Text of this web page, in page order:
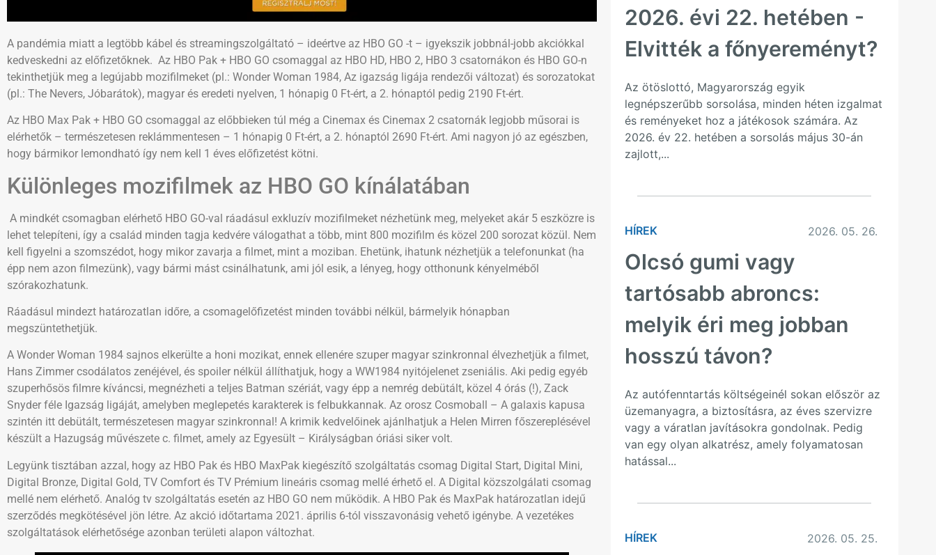
A pandémia miatt a legtöbb kábel és streamingszolgáltató – ideértve az HBO GO -t – igyekszik jobbnál-jobb akciókkal
kedveskedni az előfizetőknek. Az HBO Pak + HBO GO csomaggal az HBO HD, HBO 2, HBO 3 csatornákon és HBO GO-n
tekinthetjük meg a legújabb mozifilmeket (pl.: Wonder Woman 1984, Az igazság ligája rendezői változat) és sorozatokat
(pl.: The Nevers, Jóbarátok), magyar és eredeti nyelven, 1 hónapig 0 Ft-ért, a 2. hónaptól pedig 2190 Ft-ért.
Az HBO Max Pak + HBO GO csomaggal az előbbieken túl még a Cinemax és Cinemax 2 csatornák legjobb műsorai is
elérhetők – természetesen reklámmentesen – 1 hónapig 0 Ft-ért, a 2. hónaptól 2690 Ft-ért. Ami nagyon jó az egészben,
hogy bármikor lemondható így nem kell 1 éves előfizetést kötni.
Különleges mozifilmek az HBO GO kínálatában
A mindkét csomagban elérhető HBO GO-val ráadásul exkluzív mozifilmeket nézhetünk meg, melyeket akár 5 eszközre is
lehet telepíteni, így a család minden tagja kedvére válogathat a több, mint 800 mozifilm és közel 200 sorozat közül. Nem
kell figyelni a szomszédot, hogy mikor zavarja a filmet, mint a moziban. Ehetünk, ihatunk nézhetjük a telefonunkat (ha
épp nem azon filmezünk), vagy bármi mást csinálhatunk, ami jól esik, a lényeg, hogy otthonunk kényelméből
szórakozhatunk.
Ráadásul mindezt határozatlan időre, a csomagelőfizetést minden további nélkül, bármelyik hónapban
megszüntethetjük.
A Wonder Woman 1984 sajnos elkerülte a honi mozikat, ennek ellenére szuper magyar szinkronnal élvezhetjük a filmet,
Hans Zimmer csodálatos zenéjével, és spoiler nélkül állíthatjuk, hogy a WW1984 nyitójelenet zseniális. Aki pedig egyéb
szuperhősös filmre kíváncsi, megnézheti a teljes Batman szériát, vagy épp a nemrég debütált, közel 4 órás (!), Zack
Snyder féle Igazság ligáját, amelyben meglepetés karakterek is felbukkannak. Az orosz Cosmoball – A galaxis kapusa
szintén itt debütált, természetesen magyar szinkronnal! A krimik kedvelőinek ajánlhatjuk a Helen Mirren főszereplésével
készült a Hazugság művészete c. filmet, amely az Egyesült – Királyságban óriási siker volt.
Legyünk tisztában azzal, hogy az HBO Pak és HBO MaxPak kiegészítő szolgáltatás csomag Digital Start, Digital Mini,
Digital Bronze, Digital Gold, TV Comfort és TV Prémium lineáris csomag mellé érhető el. A Digital közszolgálati csomag
mellé nem elérhető. Analóg tv szolgáltatás esetén az HBO GO nem működik. A HBO Pak és MaxPak határozatlan idejű
szerződés megkötésével jön létre. Az akció időtartama 2021. április 6-tól visszavonásig vehető igénybe. A vezetékes
szolgáltatások elérhetősége azonban területi alapon változhat.
2026. évi 22. hetében -
Elvitték a főnyereményt?
Az ötöslottó, Magyarország egyik
legnépszerűbb sorsolása, minden héten izgalmat
és reményeket hoz a játékosok számára. Az
2026. év 22. hetében a sorsolás május 30-án
zajlott,...
HÍREK 2026. 05. 26.
Olcsó gumi vagy
tartósabb abroncs:
melyik éri meg jobban
hosszú távon?
Az autófenntartás költségeinél sokan először az
üzemanyagra, a biztosításra, az éves szervizre
vagy a váratlan javításokra gondolnak. Pedig
van egy olyan alkatrész, amely folyamatosan
hatással...
HÍREK 2026. 05. 25.